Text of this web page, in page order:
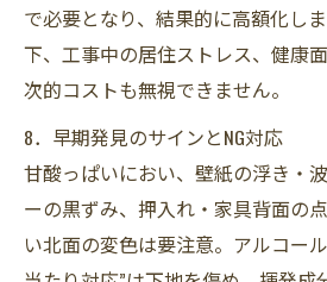
で必要となり、結果的に高額化し
下、工事中の居住ストレス、健康
次的コストも無視できません。
8．早期発見のサインとNG対応
甘酸っぱいにおい、壁紙の浮き・
ーの黒ずみ、押入れ・家具背面の
い北面の変色は要注意。アルコー